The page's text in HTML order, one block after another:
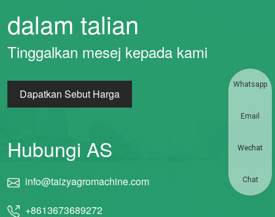
dalam talian
Tinggalkan mesej kepada kami
Dapatkan Sebut Harga
Hubungi AS
info@taizyagromachine.com
+8613673689272
Whatsapp
Email
Wechat
Chat